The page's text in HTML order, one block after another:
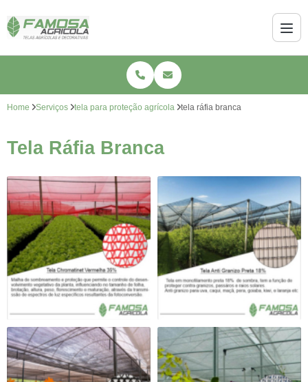
Home Serviços tela para proteção agrícola tela ráfia branca
Tela Ráfia Branca